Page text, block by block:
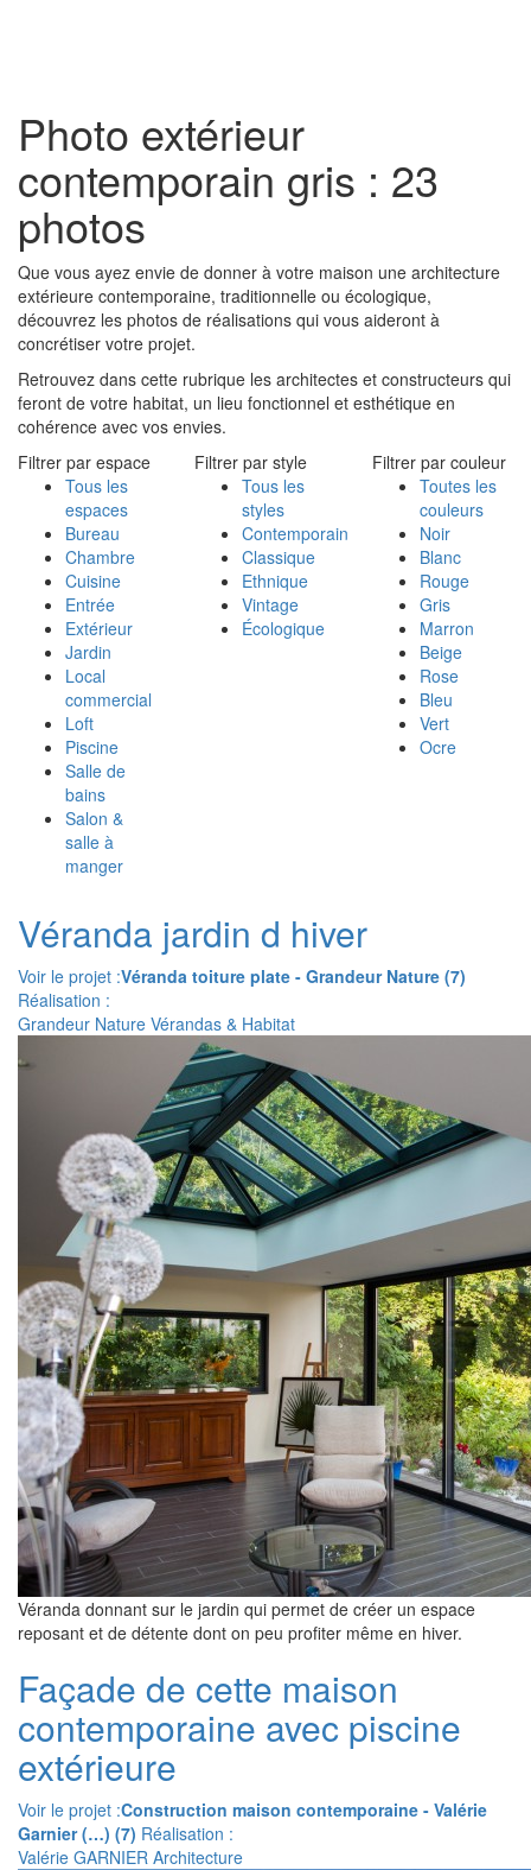
Photo extérieur
contemporain gris : 23
photos
Que vous ayez envie de donner à votre maison une architecture
extérieure contemporaine, traditionnelle ou écologique,
découvrez les photos de réalisations qui vous aideront à
concrétiser votre projet.
Retrouvez dans cette rubrique les architectes et constructeurs qui
feront de votre habitat, un lieu fonctionnel et esthétique en
cohérence avec vos envies.
Filtrer par espace
Tous les
espaces
Bureau
Chambre
Cuisine
Entrée
Extérieur
Jardin
Local
commercial
Loft
Piscine
Salle de
bains
Salon &
salle à
manger
Filtrer par style
Tous les
styles
Contemporain
Classique
Ethnique
Vintage
Écologique
Filtrer par couleur
Toutes les
couleurs
Noir
Blanc
Rouge
Gris
Marron
Beige
Rose
Bleu
Vert
Ocre
Véranda jardin d hiver
Voir le projet :Véranda toiture plate - Grandeur Nature (7)
Réalisation :
Grandeur Nature Vérandas & Habitat
Véranda donnant sur le jardin qui permet de créer un espace
reposant et de détente dont on peu profiter même en hiver.
Façade de cette maison
contemporaine avec piscine
extérieure
Voir le projet :Construction maison contemporaine - Valérie
Garnier (…) (7) Réalisation :
Valérie GARNIER Architecture